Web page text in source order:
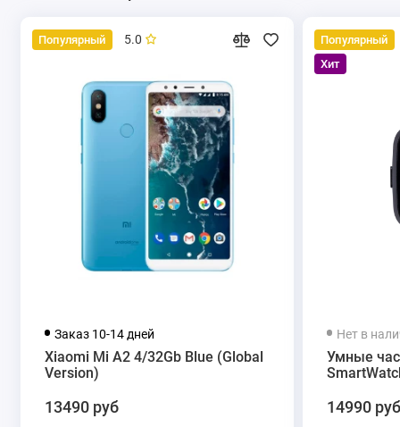
Популярный 5.0
Заказ 10-14 дней
Xiaomi Mi A2 4/32Gb Blue (Global
Version)
13490 руб
Популярный
Хит
Нет в
Умные
14990 руб